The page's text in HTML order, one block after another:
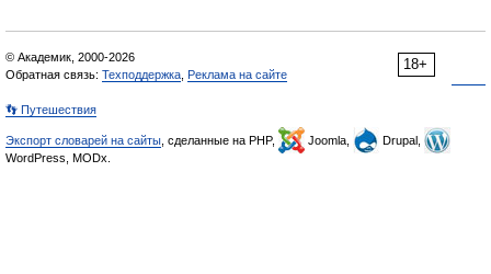
18+
© Академик, 2000-2026
Обратная связь: Техподдержка Реклама на сайте
👣 Путешествия
Экспорт словарей на сайты , сделанные на PHP, Joomla,
Drupal,
WordPress, MODx.